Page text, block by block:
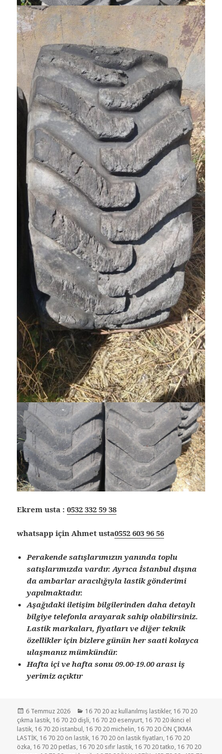
Ekrem usta :0532 332 59 38
whatsapp için Ahmet usta0552 603 96 56
Perakende satışlarımızın yanında toplu
satışlarımızda vardır. Ayrıca İstanbul dışına
da ambarlar aracılığıyla lastik gönderimi
yapılmaktadır.
Aşağıdaki iletişim bilgilerinden daha detaylı
bilgiye telefonla arayarak sahip olabilirsiniz.
Lastik markaları, fiyatları ve diğer teknik
özellikler için bizlere günün her saati kolayca
ulaşmanız mümkündür.
Hafta içi ve hafta sonu 09.00-19.00 arası iş
yerimiz açıktır
Yayın
tarihi
6 Temmuz 2026 Kategoriler
16 70 20 az kullanılmış lastikler, 16 70 20
çıkma lastik, 16 70 20 dişli, 16 70 20 esenyurt, 16 70 20 ikinci el
lastik, 16 70 20 istanbul, 16 70 20 michelin, 16 70 20 ÖN ÇIKMA
LASTİK, 16 70 20 ön lastik, 16 70 20 ön lastik fiyatları, 16 70 20
özka, 16 70 20 petlas, 16 70 20 sıfır lastik, 16 70 20 tatko, 16 70 20